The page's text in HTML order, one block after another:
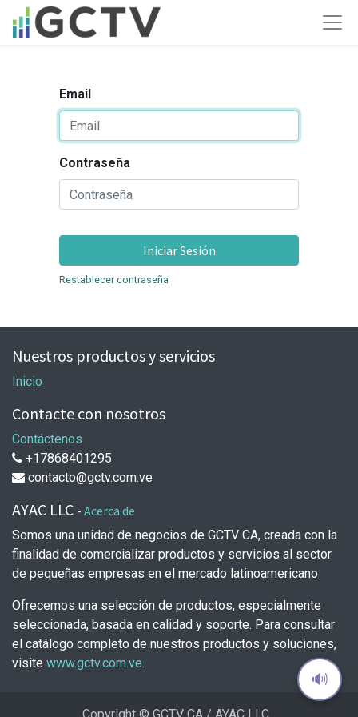
Email
Contraseña
Iniciar Sesión
Restablecer contraseña
Nuestros productos y servicios
Inicio
Contacte con nosotros
Contáctenos
+17868401295
contacto@gctv.com.ve
AYAC LLC - Acerca de
Somos una unidad de negocios de GCTV CA, creada con la
finalidad de comercializar productos y servicios al sector
de pequeñas empresas en el mercado latinoamericano
Ofrecemos una selección de productos, especialmente
seleccionada, basada en calidad y soporte. Para consultar
el catálogo completo de nuestros productos y soluciones,
visite www.gctv.com.ve.
🔊